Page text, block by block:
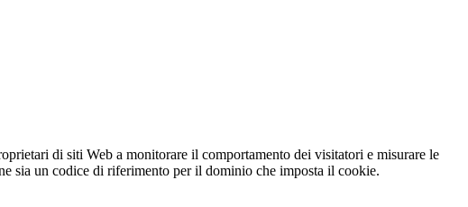
di siti Web a monitorare il comportamento dei visitatori e misurare le
sia un codice di riferimento per il dominio che imposta il cookie.